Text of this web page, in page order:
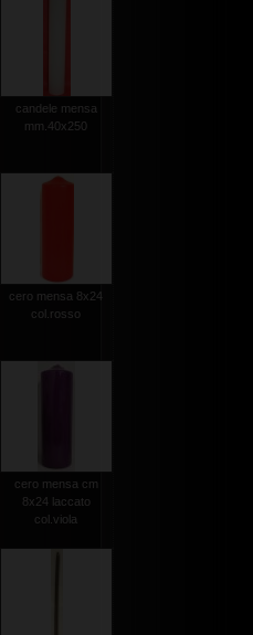
candele mensa
mm.40x250
cero mensa 8x24
col.rosso
cero mensa cm
8x24 laccato
col.viola